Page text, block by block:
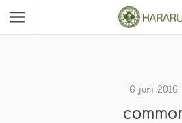
6 juni 2016